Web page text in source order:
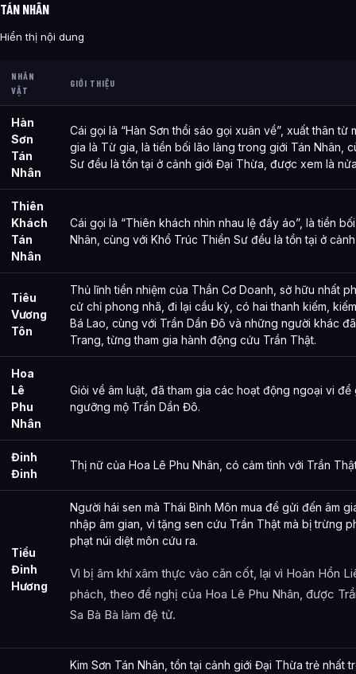
TÁN NHÂN
Hiển thị nội dung
NHÂN
VẬT
GIỚI THIỆU
Hàn
Sơn
Tán
Nhân
Cái gọi là “Hàn Sơn thổi sáo gọi xuân về”, xuất thân từ
gia là Từ gia, là tiền bối lão làng trong giới Tán Nhân,
Sư đều là tồn tại ở cảnh giới Đại Thừa, được xem là
Thiên
Khách
Tán
Nhân
Cái gọi là “Thiên khách nhìn nhau lệ đầy áo”, là tiền
Nhân, cùng với Khổ Trúc Thiền Sư đều là tồn tại ở
Tiêu
Vương
Tôn
Thủ lĩnh tiền nhiệm của Thần Cơ Doanh, sở hữu nhất
cử chỉ phong nhã, đi lại cầu kỳ, có hai thanh kiếm,
Bá Lao, cùng với Trần Dần Đô và những người khác
Trang, từng tham gia hành động cứu Trần Thật.
Hoa
Lê
Phu
Nhân
Giỏi về âm luật, đã tham gia các hoạt động ngoại vi
ngưỡng mộ Trần Dần Đô.
Đinh
Đinh
Thị nữ của Hoa Lê Phu Nhân, có cảm tình với Trần
Tiểu
Đinh
Hương
Người hái sen mà Thái Bình Môn mua để gửi đến âm
nhập âm gian, vì tặng sen cứu Trần Thật mà bị trừng
phạt núi diệt môn cứu ra.
Vì bị âm khí xâm thực vào căn cốt, lại vì Hoàn Hồn
phách, theo đề nghị của Hoa Lê Phu Nhân, được
Sa Bà Bà làm đệ tử.
Kim Sơn Tán Nhân, tồn tại cảnh giới Đại Thừa trẻ nhất